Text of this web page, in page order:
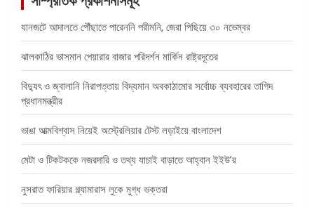
যানজটে আদালতে পৌঁছাতে পারেননি পরীমনি, জেরা পিছিয়ে ৩০ নভেম্বর
ঝালকাঠির ভাসমান পেয়ারার বাজার পরিদর্শন মার্কিন রাষ্ট্রদূতের
বিদ্যুৎ ও জ্বালানি নিরাপত্তায় বিদ্যমান অবকাঠামোর সর্বোচ্চ ব্যবহারের তাগিদ
প্রধানমন্ত্রীর
ভাঙা আত্মবিশ্বাস নিয়েই অস্ট্রেলিয়ার টেস্ট লড়াইয়ে বাংলাদেশ
মেটা ও টিকটককে নজরদারি ও তথ্য যাচাই বাড়াতে আহ্বান ইইউ’র
নুসরাত ফারিয়ার গ্ল্যামারাস লুকে মুগ্ধ ভক্তরা